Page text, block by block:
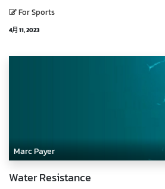
For Sports
4月 11, 2023
Marc Payer
Water Resistance